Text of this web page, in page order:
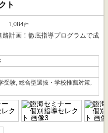
ト
1,084件
路計画！徹底指導プログラムで成
受験, 総合型選抜・学校推薦対策,